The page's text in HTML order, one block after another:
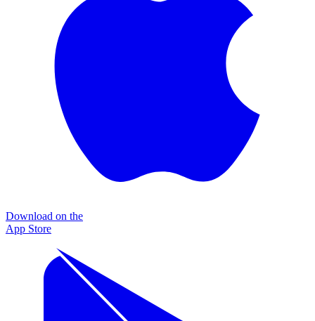
Download on the
App Store